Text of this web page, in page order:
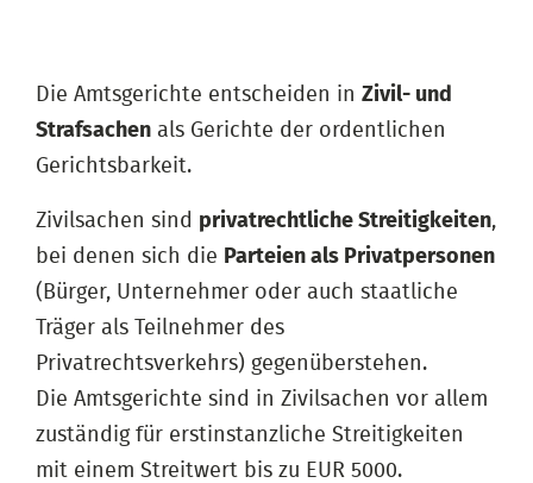
Die Amtsgerichte entscheiden in Zivil- und
Strafsachen als Gerichte der ordentlichen
Gerichtsbarkeit.
Zivilsachen sind privatrechtliche Streitigkeiten,
bei denen sich die Parteien als Privatpersonen
(Bürger, Unternehmer oder auch staatliche
Träger als Teilnehmer des
Privatrechtsverkehrs) gegenüberstehen.
Die Amtsgerichte sind in Zivilsachen vor allem
zuständig für erstinstanzliche Streitigkeiten
mit einem Streitwert bis zu EUR 5000.